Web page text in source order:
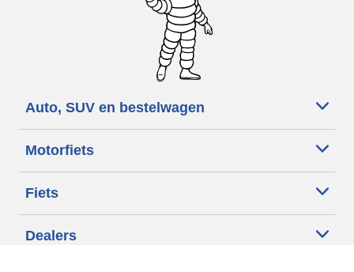
Auto, SUV en bestelwagen
Motorfiets
Fiets
Dealers